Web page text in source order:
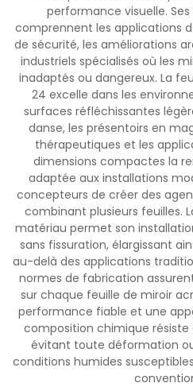
performance visuelle.
comprennent les applications
de sécurité, les améliorations
industriels spécialisés où les
inadaptés ou dangereux. La
24 excelle dans les
surfaces réfléchissantes
danse, les présentoirs en
thérapeutiques et les
dimensions compactes la
adaptée aux installations
concepteurs de créer des
combinant plusieurs feuilles.
matériau permet son
sans fissuration, élargissant
au-delà des applications
normes de fabrication
sur chaque feuille de miroir
performance fiable et une
composition chimique
évitant toute déformation
conditions humides